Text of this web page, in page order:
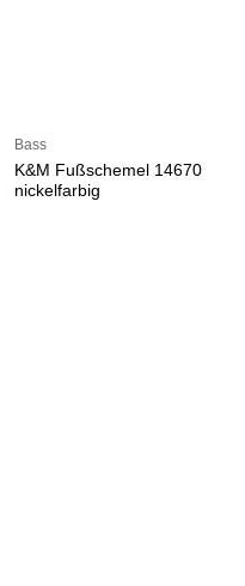
Bass
K&M Fußschemel 14670
nickelfarbig